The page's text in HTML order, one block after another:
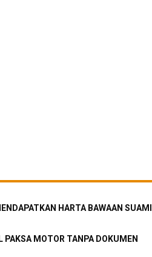
HARTA BAWAAN SUAMI
MOTOR TANPA DOKUMEN